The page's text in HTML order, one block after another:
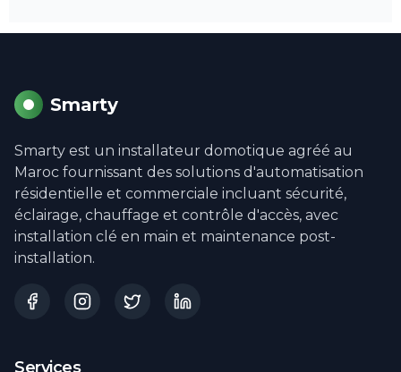
Smarty
Smarty est un installateur domotique agréé au
Maroc fournissant des solutions d'automatisation
résidentielle et commerciale incluant sécurité,
éclairage, chauffage et contrôle d'accès, avec
installation clé en main et maintenance post-
installation.
Services